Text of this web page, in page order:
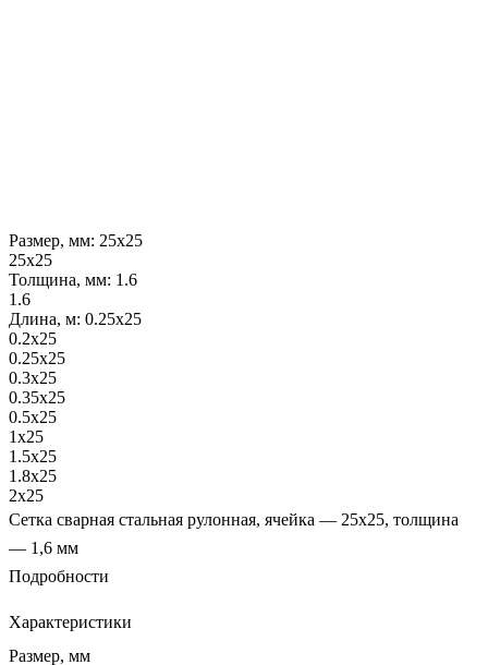
Размер, мм: 25х25
25х25
Толщина, мм: 1.6
1.6
Длина, м: 0.25х25
0.2х25
0.25х25
0.3х25
0.35х25
0.5х25
1х25
1.5х25
1.8х25
2х25
Сетка сварная стальная рулонная, ячейка — 25х25, толщина
— 1,6 мм
Подробности
Характеристики
Размер, мм